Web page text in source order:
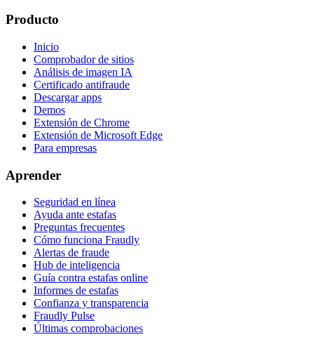
Producto
Inicio
Comprobador de sitios
Análisis de imagen IA
Certificado antifraude
Descargar apps
Demos
Extensión de Chrome
Extensión de Microsoft Edge
Para empresas
Aprender
Seguridad en línea
Ayuda ante estafas
Preguntas frecuentes
Cómo funciona Fraudly
Alertas de fraude
Hub de inteligencia
Guía contra estafas online
Informes de estafas
Confianza y transparencia
Fraudly Pulse
Últimas comprobaciones